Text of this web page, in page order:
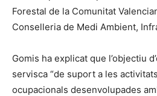
Forestal de la Comunitat
Conselleria de Medi Ambient,
Gomis ha explicat que l’objectiu
servisca “de suport a les
ocupacionals desenvolupades